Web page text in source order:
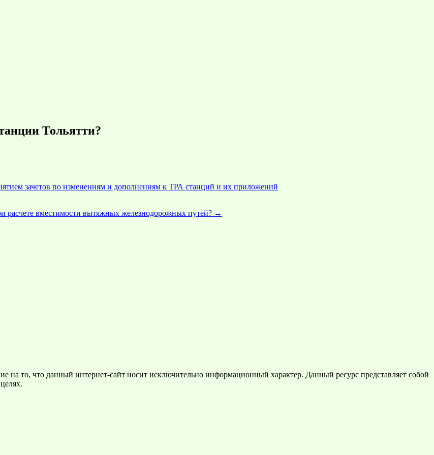
Тольятти?
зачетов по изменениям и дополнениям к ТРА станций и их приложений
вместимости вытяжных железнодорожных путей? →
то, что данный интернет-сайт носит исключительно информационный характер. Данный ресурс представляет собой